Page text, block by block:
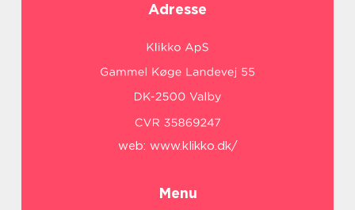
Adresse
web: www.klikko.dk/
Menu